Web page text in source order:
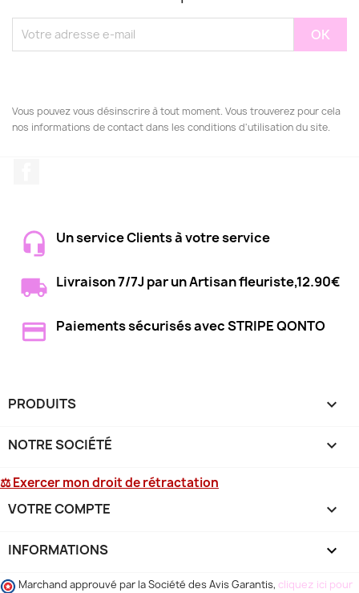
Vous pouvez vous désinscrire à tout moment. Vous trouverez pour cela
nos informations de contact dans les conditions d'utilisation du site.
Un service Clients à votre service
Livraison 7/7J par un Artisan fleuriste,12.90€
Paiements sécurisés avec STRIPE QONTO
PRODUITS 
NOTRE SOCIÉTÉ 
⚖ Exercer mon droit de rétractation
VOTRE COMPTE 
INFORMATIONS keyboard_arrow_down
Marchand approuvé par la Société des Avis Garantis, cliquez ici pour